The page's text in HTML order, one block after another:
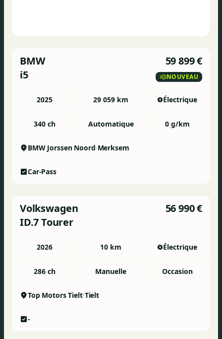
BMW
i5
59 899 €
NOUVEAU
2025 29 059 km Électrique
340 ch Automatique 0 g/km
BMW Jorssen Noord Merksem
Car-Pass
Volkswagen
ID.7 Tourer
56 990 €
2026 10 km Électrique
286 ch Manuelle Occasion
Top Motors Tielt Tielt
-